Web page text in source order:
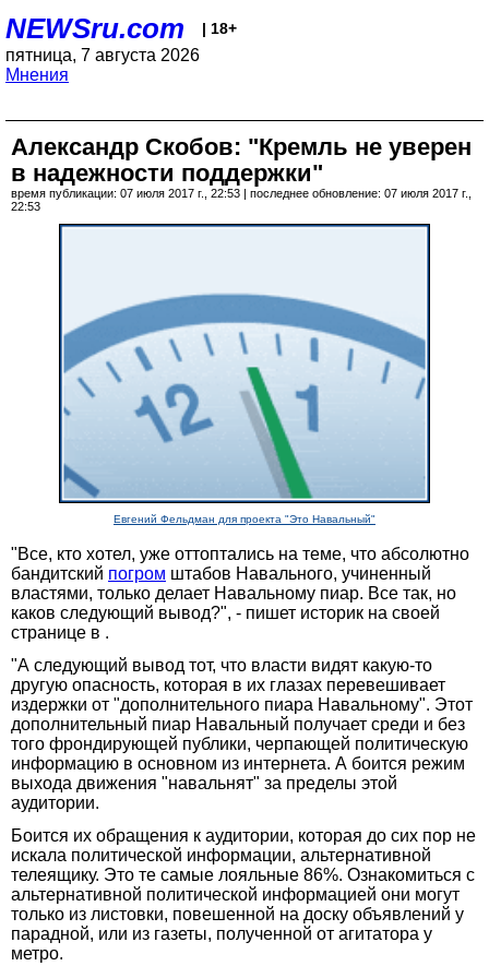
NEWSru.com | 18+
пятница, 7 августа 2026
Мнения
Александр Скобов: "Кремль не уверен
в надежности поддержки"
время публикации: 07 июля 2017 г., 22:53 | последнее обновление: 07 июля 2017 г.,
22:53
Евгений Фельдман для проекта "Это Навальный"
"Все, кто хотел, уже оттоптались на теме, что абсолютно
бандитский погром штабов Навального, учиненный
властями, только делает Навальному пиар. Все так, но
каков следующий вывод?", - пишет историк на своей
странице в .
"А следующий вывод тот, что власти видят какую-то
другую опасность, которая в их глазах перевешивает
издержки от "дополнительного пиара Навальному". Этот
дополнительный пиар Навальный получает среди и без
того фрондирующей публики, черпающей политическую
информацию в основном из интернета. А боится режим
выхода движения "навальнят" за пределы этой
аудитории.
Боится их обращения к аудитории, которая до сих пор не
искала политической информации, альтернативной
телеящику. Это те самые лояльные 86%. Ознакомиться с
альтернативной политической информацией они могут
только из листовки, повешенной на доску объявлений у
парадной, или из газеты, полученной от агитатора у
метро.